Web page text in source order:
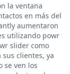
la ventana
en más del
aumentaron
utilizando powr
slider como
clientes, ya
se ven los